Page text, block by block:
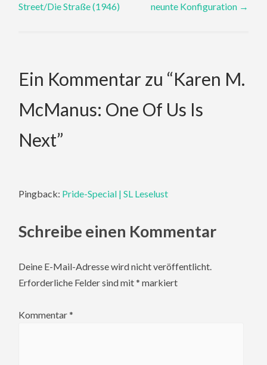
navigation
Street/Die Straße (1946)
neunte Konfiguration →
Ein Kommentar zu “Karen M.
McManus: One Of Us Is
Next”
Pingback: Pride-Special | SL Leselust
Schreibe einen Kommentar
Deine E-Mail-Adresse wird nicht veröffentlicht.
Erforderliche Felder sind mit* markiert
Kommentar*